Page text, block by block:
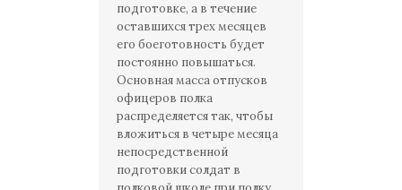
подготовке, а в течение
оставшихся трех месяцев
его боеготовность будет
постоянно повышаться.
Основная масса отпусков
офицеров полка
распределяется так, чтобы
вложиться в четыре месяца
непосредственной
подготовки солдат в